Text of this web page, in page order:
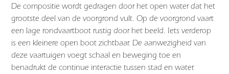
De compositie wordt gedragen door het open water dat het
grootste deel van de voorgrond vult. Op de voorgrond vaart
een lage rondvaartboot rustig door het beeld. Iets verderop
is een kleinere open boot zichtbaar. De aanwezigheid van
deze vaartuigen voegt schaal en beweging toe en
benadrukt de continue interactie tussen stad en water.